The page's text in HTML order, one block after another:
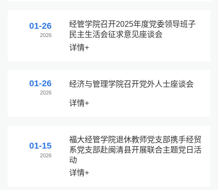
01-26
2026
经管学院召开2025年度党委领导班子
民主生活会征求意见座谈会
详情+
01-26
2026
经济与管理学院召开党外人士座谈会
详情+
01-15
2026
福大经管学院退休教师党支部携手经贸
系党支部赴闽清县开展联合主题党日活
动
详情+